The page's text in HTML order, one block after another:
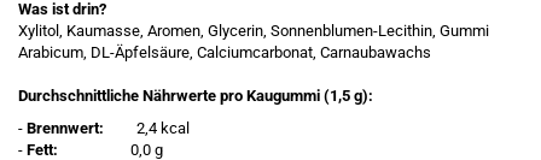
Was ist drin?
Xylitol, Kaumasse, Aromen, Glycerin, Sonnenblumen-Lecithin, Gummi
Arabicum, DL-Äpfelsäure, Calciumcarbonat, Carnaubawachs
Durchschnittliche Nährwerte pro Kaugummi (1,5 g):
- Brennwert: 2,4 kcal
- Fett: 0,0 g